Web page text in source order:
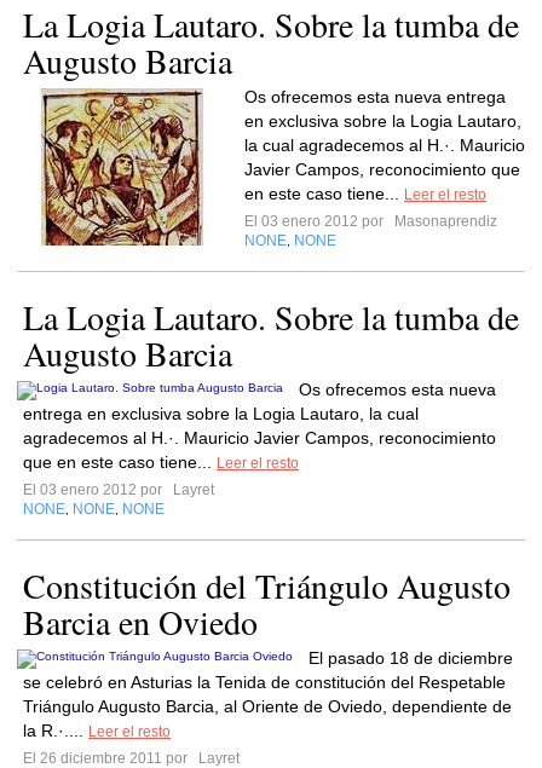
La Logia Lautaro. Sobre la tumba de
Augusto Barcia
Os ofrecemos esta nueva entrega
en exclusiva sobre la Logia Lautaro,
la cual agradecemos al H.·. Mauricio
Javier Campos, reconocimiento que
en este caso tiene...
Leer el resto
El 03 enero 2012 por
Masonaprendiz
NONE NONE
La Logia Lautaro. Sobre la tumba de
Augusto Barcia
Os ofrecemos esta nueva
entrega en exclusiva sobre la Logia Lautaro, la cual
agradecemos al H.·. Mauricio Javier Campos, reconocimiento
que en este caso tiene...
Leer el resto
El 03 enero 2012 por
Layret
NONE NONE NONE
Constitución del Triángulo Augusto
Barcia en Oviedo
El pasado 18 de diciembre
se celebró en Asturias la Tenida de constitución del Respetable
Triángulo Augusto Barcia, al Oriente de Oviedo, dependiente de
la R.·....
Leer el resto
El 26 diciembre 2011 por
Layret